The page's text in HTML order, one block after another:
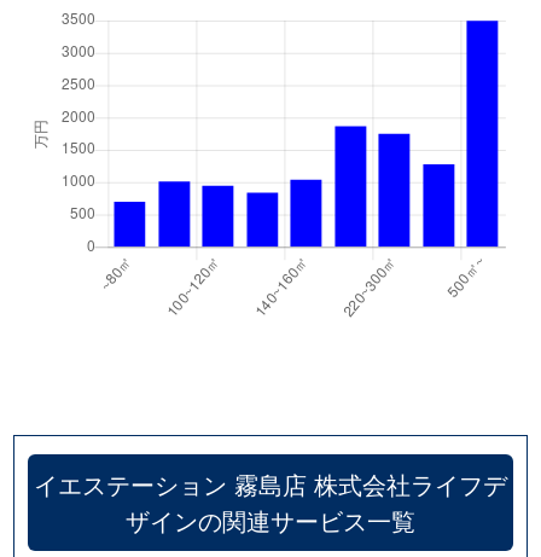
イエステーション 霧島店 株式会社ライフデ
ザインの関連サービス一覧